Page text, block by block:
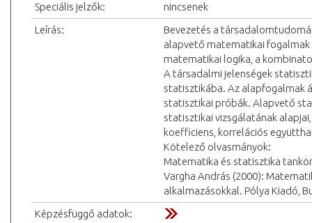
Speciális jelzők:
nincsenek
Leírás:
Bevezetés a
alapvető matematikai fogalmak
matematikai logika, a
A társadalmi jelenségek
statisztikába. Az alapfogalmak
statisztikai próbák. Alapvető
statisztikai vizsgálatának
koefficiens, korrelációs
Kötelező olvasmányok:
Matematika és statisztika
Vargha András (2000):
alkalmazásokkal. Pólya Kiadó,
Képzésfüggő adatok: